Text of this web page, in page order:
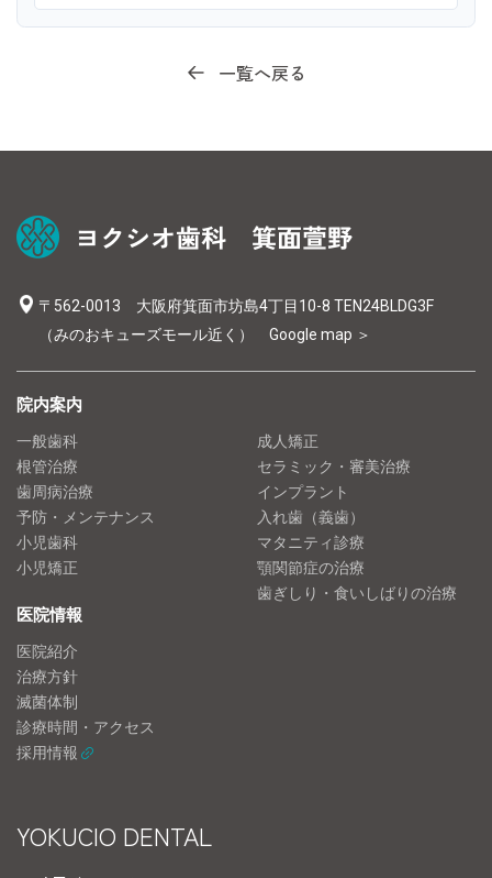
一覧へ戻る
〒562-0013 大阪府箕面市坊島4丁目10-8 TEN24BLDG3F
（みのおキューズモール近く） Google map ＞
院内案内
一般歯科
根管治療
歯周病治療
予防・メンテナンス
小児歯科
小児矯正
成人矯正
セラミック・審美治療
インプラント
入れ歯（義歯）
マタニティ診療
顎関節症の治療
歯ぎしり・食いしばりの治療
医院情報
医院紹介
治療方針
滅菌体制
診療時間・アクセス
採用情報
YOKUCIO DENTAL